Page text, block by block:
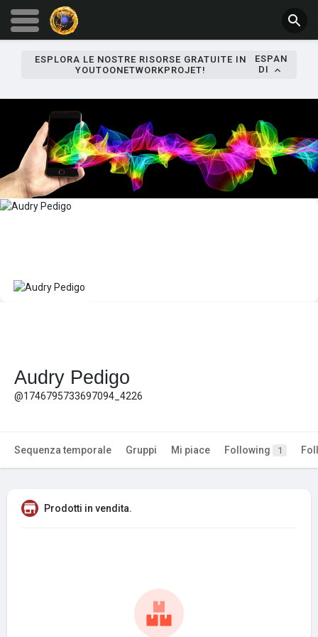
ESPLORA LE NOSTRE RISORSE GRATUITE IN
YOUTOONETWORKPROJET!
ESPAN
DI
Audry Pedigo
@1746795733697094_4226
Sequenza temporale Gruppi Mi piace Following 1
Prodotti in vendita.